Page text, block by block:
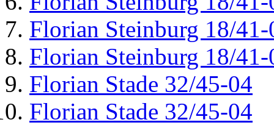
Florian Steinburg 18/41-
Florian Steinburg 18/41-
Florian Stade 32/45-04
Florian Stade 32/45-04